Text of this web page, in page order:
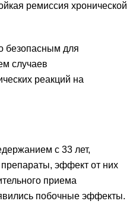
ремиссия хронической
безопасным для
случаев
реакций на
с 33 лет,
эффект от них
приема
побочные эффекты.